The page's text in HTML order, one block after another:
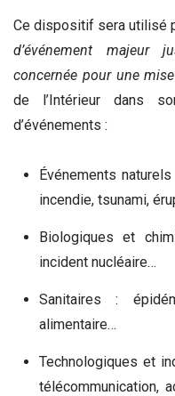
Ce dispositif sera utilisé
d’événement majeur
concernée pour une
de l’Intérieur dans
d’événements :
Événements
incendie, tsunami,
Biologiques et
incident nucléaire…
Sanitaires :
alimentaire…
Technologiques et
télécommunication,